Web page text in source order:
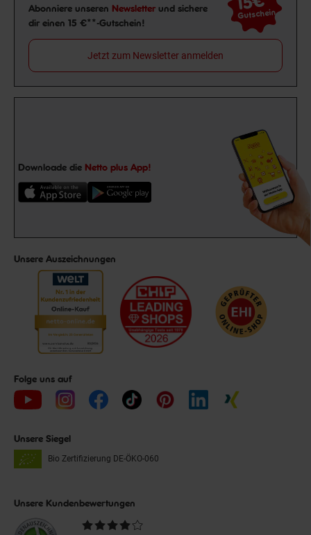
Newsletter Anmeldung
Abonniere unseren Newsletter und sichere
dir einen 15 €**-Gutschein!
Gutschein
Jetzt zum Newsletter anmelden
Downloade die Netto plus App!
Unsere Auszeichnungen
Folge uns auf
Unsere Siegel
Bio Zertifizierung DE-ÖKO-060
Unsere Kundenbewertungen
Durchschnittliche